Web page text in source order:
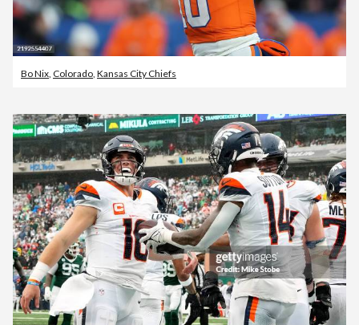
Bo Nix Colorado Kansas City Chiefs